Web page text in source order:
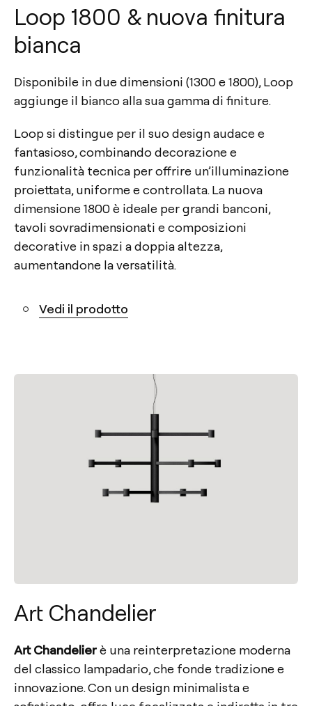
Loop 1800 & nuova finitura
bianca
Disponibile in due dimensioni (1300 e 1800), Loop
aggiunge il bianco alla sua gamma di finiture.
Loop si distingue per il suo design audace e
fantasioso, combinando decorazione e
funzionalità tecnica per offrire un’illuminazione
proiettata, uniforme e controllata. La nuova
dimensione 1800 è ideale per grandi banconi,
tavoli sovradimensionati e composizioni
decorative in spazi a doppia altezza,
aumentandone la versatilità.
Vedi il prodotto
Art Chandelier
Art Chandelierè una reinterpretazione moderna
del classico lampadario, che fonde tradizione e
innovazione. Con un design minimalista e